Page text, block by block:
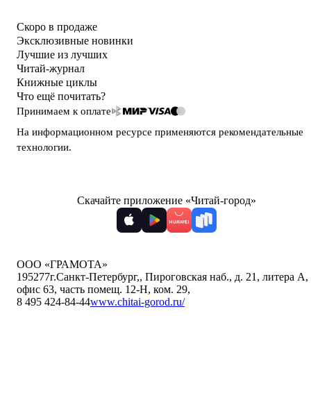
Скоро в продаже
Эксклюзивные новинки
Лучшие из лучших
Читай-журнал
Книжные циклы
Что ещё почитать?
Принимаем к оплате
На информационном ресурсе применяются рекомендательные
технологии.
Скачайте приложение «Читай-город»
ООО «ГРАМОТА»
195277г.Санкт-Петербург,, Пироговская наб., д. 21, литера А,
офис 63, часть помещ. 12-Н, ком. 29,
8 495 424-84-44www.chitai-gorod.ru/